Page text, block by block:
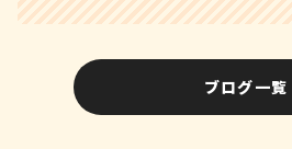
e
b
o
s
e
n
ブログ一覧